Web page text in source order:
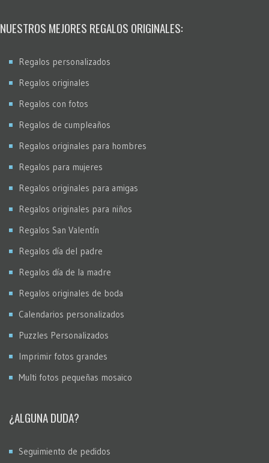
NUESTROS MEJORES REGALOS ORIGINALES:
Regalos personalizados
Regalos originales
Regalos con fotos
Regalos de cumpleaños
Regalos originales para hombres
Regalos para mujeres
Regalos originales para amigas
Regalos originales para niños
Regalos San Valentín
Regalos día del padre
Regalos día de la madre
Regalos originales de boda
Calendarios personalizados
Puzzles Personalizados
Imprimir fotos grandes
Multi fotos pequeñas mosaico
¿ALGUNA DUDA?
Seguimiento de pedidos